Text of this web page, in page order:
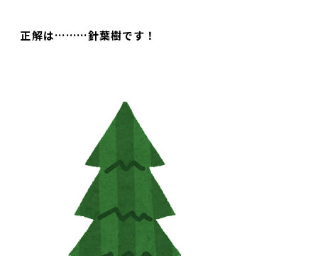
正解は………針葉樹です！